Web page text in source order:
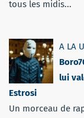
tous les midis...
A LA
lui
Estrosi
Un morceau de